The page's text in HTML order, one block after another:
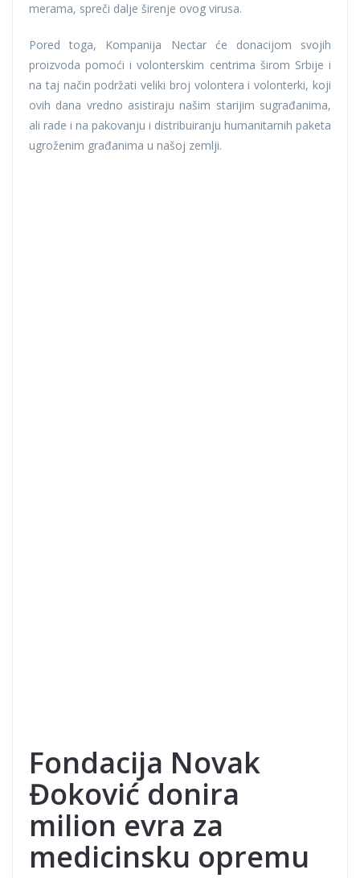
merama, spreči dalje širenje ovog virusa.
Pored toga, Kompanija Nectar će donacijom svojih
proizvoda pomoći i volonterskim centrima širom Srbije i
na taj način podržati veliki broj volontera i volonterki, koji
ovih dana vredno asistiraju našim starijim sugrađanima,
ali rade i na pakovanju i distribuiranju humanitarnih paketa
ugroženim građanima u našoj zemlji.
Fondacija Novak
Đoković donira
milion evra za
medicinsku opremu